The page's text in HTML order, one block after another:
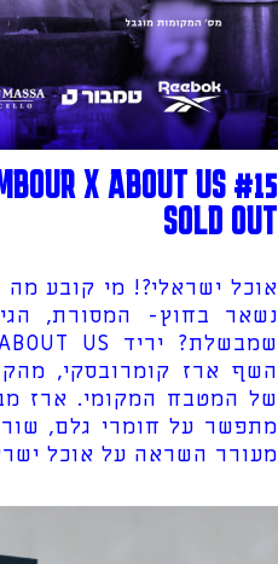
SOLD OUT
אוכל ישראלי?! מי קובע
נשאר בחוץ- המסורת,
השף ארז קומרובסקי,
של המטבח המקומי. ארז
מתפשר על חומרי גלם,
מעורר השראה על אוכל